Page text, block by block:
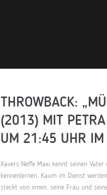
THROWBACK:
(2013) MIT
UM 21:45 UHR IM
Xavers Neffe Maxi kennt seinen
kennenlernen. Kaum im Dienst
steckt von innen, seine Frau und